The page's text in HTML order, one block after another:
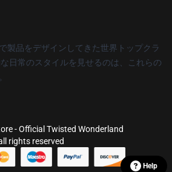
製品をデザインしてきた世界トップクラ
日常のスタイルを見せるのは、これらの
- Official Twisted Wonderland
rights reserved
Help